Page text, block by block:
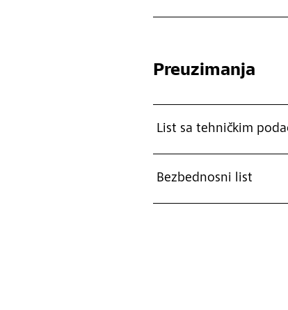
Preuzimanja
List sa tehničkim
Bezbednosni list